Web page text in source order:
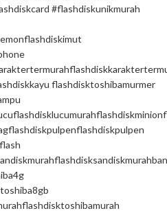
#flashdiskunikmurah
flashdiskimut
flashdisktoshibamurmer
flashdisklucumurahflashdiskminion
flashdiskpulpenflashdiskpulpen
flashdisktoshibamurah